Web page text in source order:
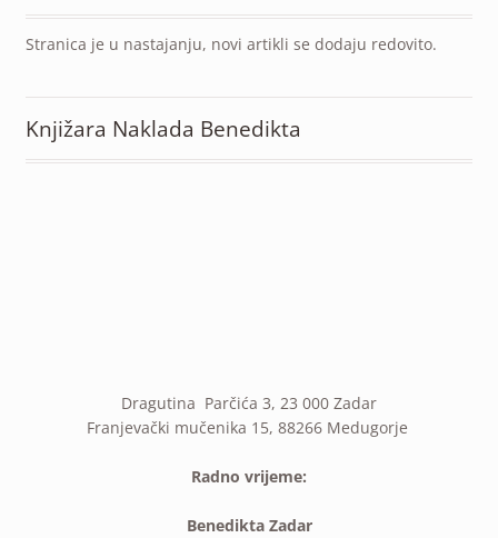
Stranica je u nastajanju, novi artikli se dodaju redovito.
Knjižara Naklada Benedikta
Dragutina Parčića 3, 23 000 Zadar
Franjevački mučenika 15, 88266 Medugorje
Radno vrijeme:
Benedikta Zadar